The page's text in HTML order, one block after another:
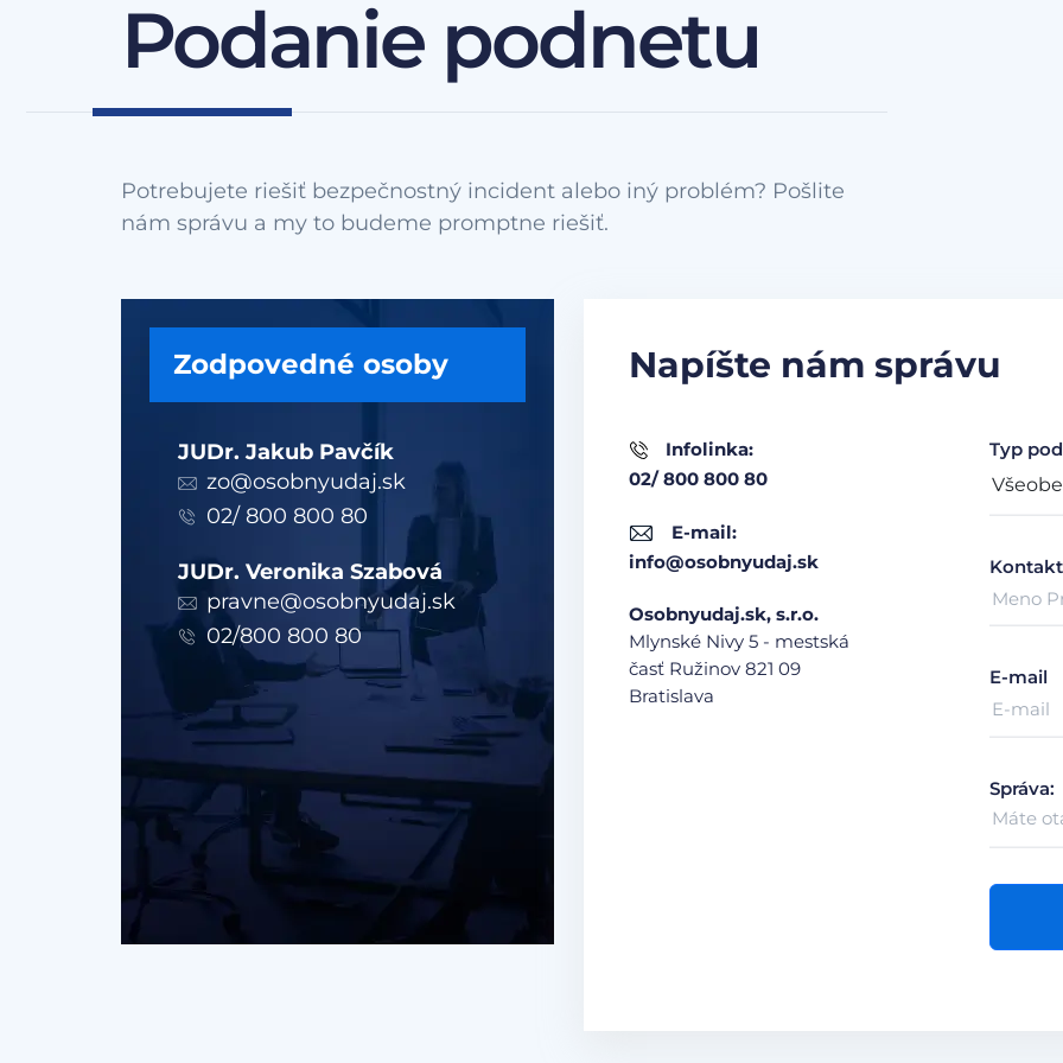
Podanie podnetu
Potrebujete riešiť bezpečnostný incident alebo iný problém? Pošlite
Zodpovedné osoby
JUDr. Jakub Pavčík
zo@osobnyudaj.sk
02/ 800 800 80
JUDr. Veronika Szabová
pravne@osobnyudaj.sk
02/800 800 80
Napíšte nám správu
Infolinka:
02/ 800 800 80
E-mail:
info@osobnyudaj.sk
Osobnyudaj.sk, s.r.o.
Mlynské Nivy 5 - mestská
časť Ružinov 821 09
Bratislava
Typ
E-mail
Správa: